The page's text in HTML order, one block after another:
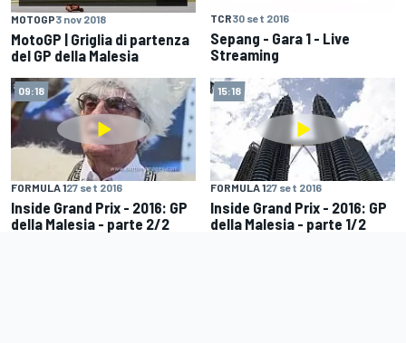
MOTOGP3 nov 2018
MotoGP | Griglia di partenza
del GP della Malesia
TCR30 set 2016
Sepang - Gara 1 - Live
Streaming
09:18
FORMULA 127 set 2016
Inside Grand Prix - 2016: GP
della Malesia - parte 2/2
15:18
FORMULA 127 set 2016
Inside Grand Prix - 2016: GP
della Malesia - parte 1/2